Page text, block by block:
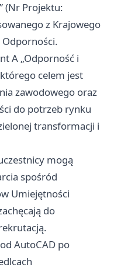
(Nr Projektu:
z Krajowego
Odporności.
A „Odporność i
celem jest
zawodowego oraz
do potrzeb rynku
transformacji i
mogą
spośród
Umiejętności
do
AutoCAD po